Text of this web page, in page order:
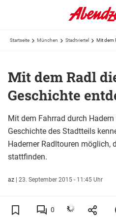
Startseite München Stadtviertel Mit dem
Mit dem Radl
Geschichte
Mit dem Fahrrad durch
Geschichte des Stadtteils
Haderner Radltouren möglich,
stattfinden.
az | 23. September 2015 - 11:45 Uhr
0